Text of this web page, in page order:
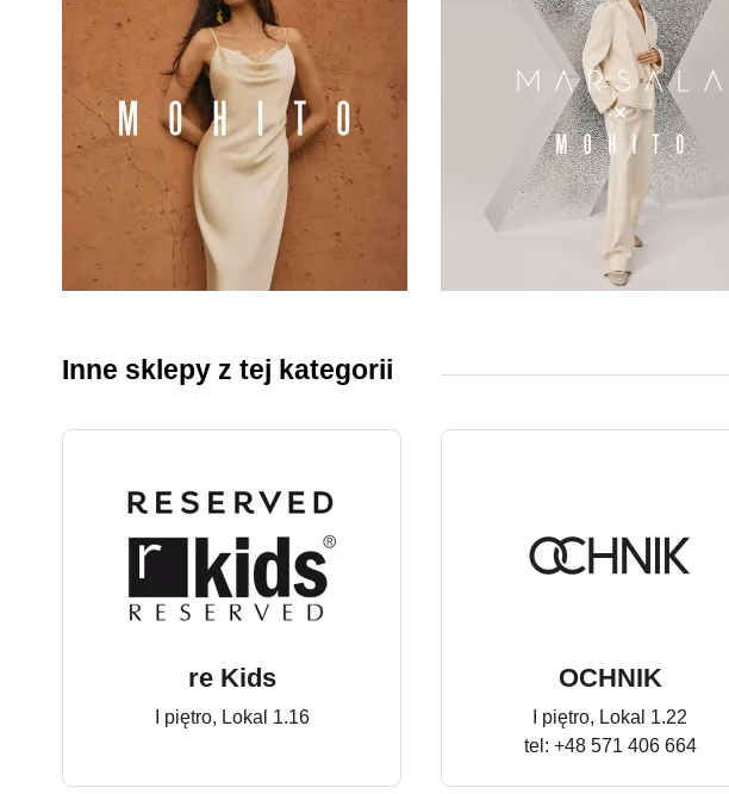
Kolekcja Summer
Inne sklepy z tej kategorii
re Kids
I piętro, Lokal 1.16
OCHNIK
I piętro, Lokal 1.22
tel: +48 571 406 664